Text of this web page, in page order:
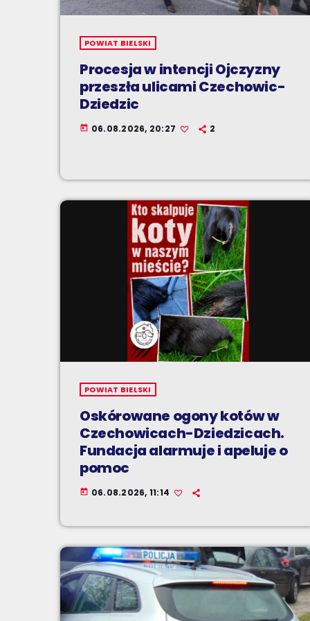
POWIAT BIELSKI
Procesja w intencji Ojczyzny
przeszła ulicami Czechowic-
Dziedzic
today 06.08.2026, 20:27 2
POWIAT BIELSKI
Oskórowane ogony kotów w
Czechowicach-Dziedzicach.
Fundacja alarmuje i apeluje o
pomoc
today 06.08.2026, 11:14